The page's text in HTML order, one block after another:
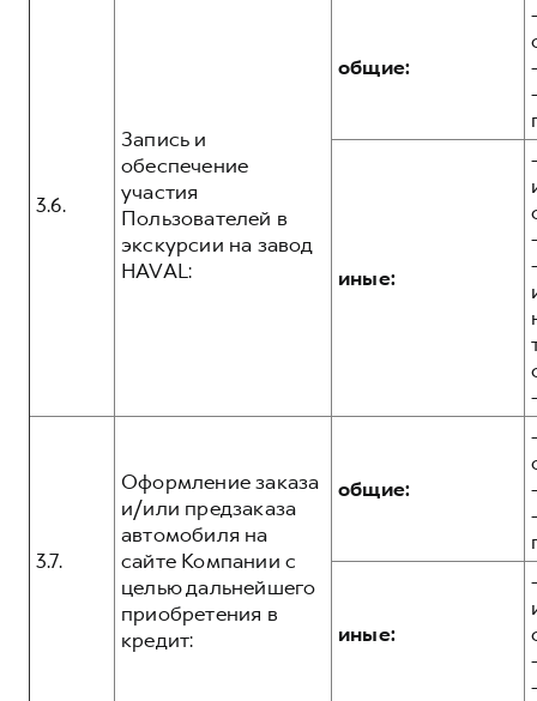
3.6.
Запись и
обеспечение
участия
Пользователей в
экскурсии на завод
HAVAL:
общие:
иные:
3.7.
Оформление заказа
и/или предзаказа
автомобиля на
сайте Компании с
целью дальнейшего
приобретения в
кредит:
общие:
иные: